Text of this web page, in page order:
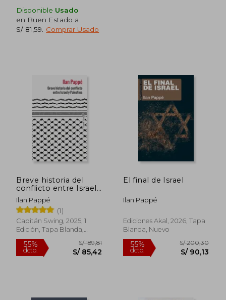
S/ 93,04
Disponible Usado
en Buen Estado a
S/ 81,59
Comprar Usado
55%
dcto.
Breve historia del
conflicto entre Israel
y Palestina
Ilan Pappé
(1)
Capitán Swing, 2025, 1
Edición, Tapa Blanda,
Nuevo
El final de Israel
Ilan Pappé
Ediciones Akal, 2026, Tapa
Blanda, Nuevo